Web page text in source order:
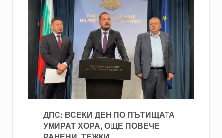
ДПС: ВСЕКИ ДЕН ПО ПЪТИЩАТА
УМИРАТ ХОРА, ОЩЕ ПОВЕЧЕ